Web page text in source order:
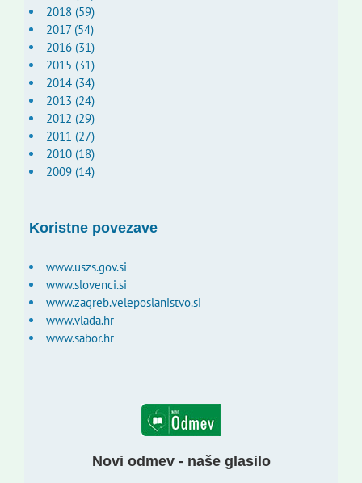
2018 (59)
2017 (54)
2016 (31)
2015 (31)
2014 (34)
2013 (24)
2012 (29)
2011 (27)
2010 (18)
2009 (14)
Koristne povezave
www.uszs.gov.si
www.slovenci.si
www.zagreb.veleposlanistvo.si
www.vlada.hr
www.sabor.hr
Novi odmev - naše glasilo